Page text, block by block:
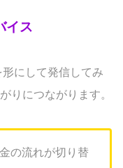
イス
にして発信してみ
りにつながります。
の流れが切り替